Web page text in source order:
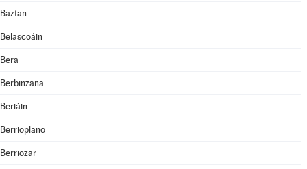
Baztan
Belascoáin
Bera
Berbinzana
Beriáin
Berrioplano
Berriozar